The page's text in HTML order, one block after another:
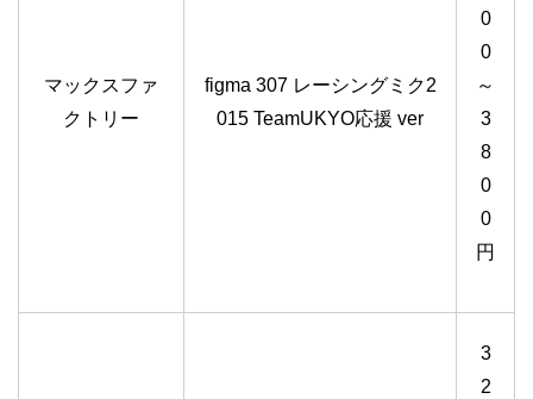
マックスファ
クトリー
figma 307 レーシングミク2
015 TeamUKYO応援 ver
0
0
～
3
8
0
0
円
3
2